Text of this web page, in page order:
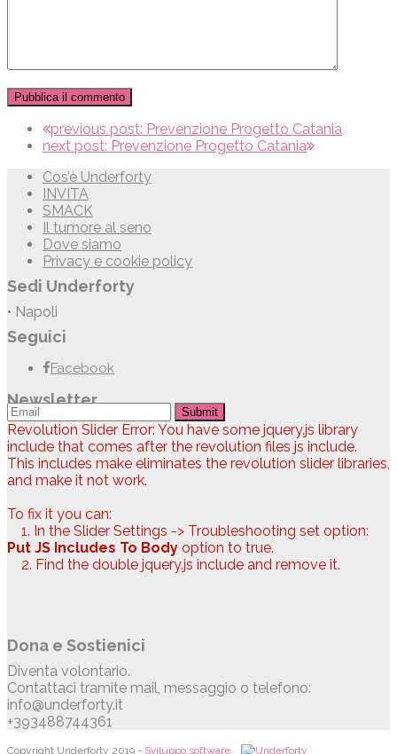
previous post: Prevenzione Progetto Catania
next post: Prevenzione Progetto Catania
Cos’è Underforty
INVITA
SMACK
Il tumore al seno
Dove siamo
Privacy e cookie policy
Sedi Underforty
• Napoli
Seguici
Facebook
Newsletter
Submit
Revolution Slider Error: You have some jquery.js library
include that comes after the revolution files js include.
This includes make eliminates the revolution slider libraries,
and make it not work.
To fix it you can:
1. In the Slider Settings -> Troubleshooting set option:
Put JS Includes To Body option to true.
2. Find the double jquery.js include and remove it.
Dona e Sostienici
Diventa volontario.
Contattaci tramite mail, messaggio o telefono:
info@underforty.it
+393488744361
Copyright Underforty 2019 - Sviluppo software